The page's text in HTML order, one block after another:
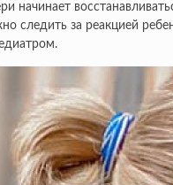
начинает
следить за реакцией